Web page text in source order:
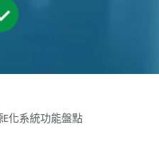
化系統功能盤點